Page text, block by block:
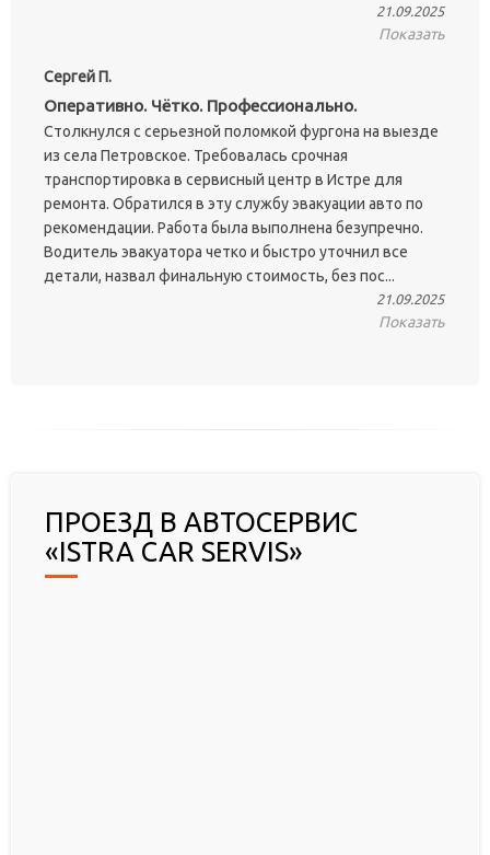
21.09.2025
Показать
Сергей П.
Оперативно. Чётко. Профессионально.
Столкнулся с серьезной поломкой фургона на выезде
из села Петровское. Требовалась срочная
транспортировка в сервисный центр в Истре для
ремонта. Обратился в эту службу эвакуации авто по
рекомендации. Работа была выполнена безупречно.
Водитель эвакуатора четко и быстро уточнил все
детали, назвал финальную стоимость, без пос...
21.09.2025
Показать
ПРОЕЗД В АВТОСЕРВИС
«ISTRA CAR SERVIS»